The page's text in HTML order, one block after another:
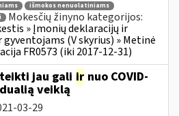
išmokos nenuolatiniams
Mokesčių žinyno kategorijos:
» Įmonių deklaracijų ir
(V skyrius) » Metinė
FR0573 (iki 2017-12-31)
jau gali ir nuo COVID-
veiklą
03-29